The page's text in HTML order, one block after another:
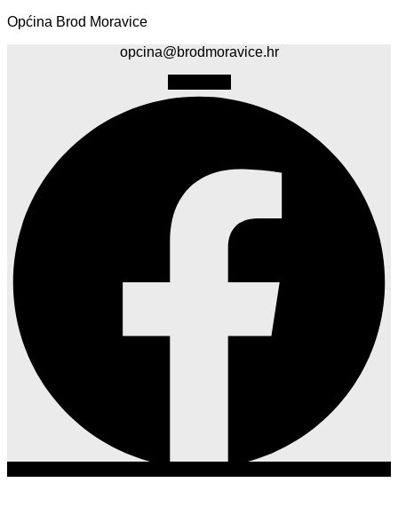
Općina Brod Moravice
opcina@brodmoravice.hr